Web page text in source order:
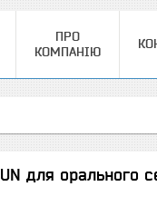
ПРО
КОМПАНІЮ
для орального